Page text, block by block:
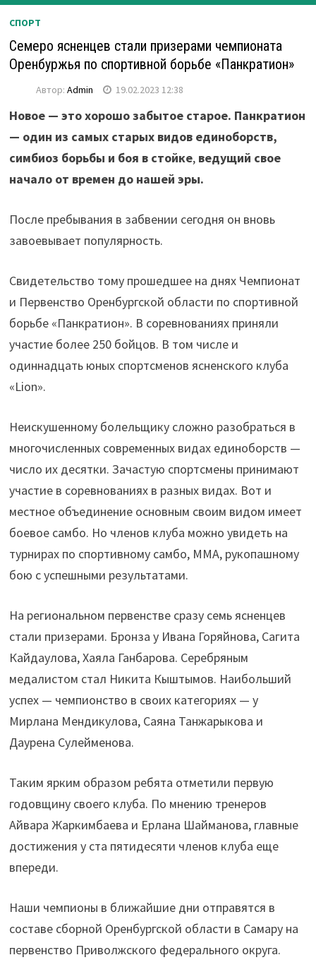
СПОРТ
Семеро ясненцев стали призерами чемпионата
Оренбуржья по спортивной борьбе «Панкратион»
Автор: Admin 19.02.2023 12:38
Новое — это хорошо забытое старое. Панкратион
— один из самых старых видов единоборств,
симбиоз борьбы и боя в стойке, ведущий свое
начало от времен до нашей эры.
После пребывания в забвении сегодня он вновь
завоевывает популярность.
Свидетельство тому прошедшее на днях Чемпионат
и Первенство Оренбургской области по спортивной
борьбе «Панкратион». В соревнованиях приняли
участие более 250 бойцов. В том числе и
одиннадцать юных спортсменов ясненского клуба
«Lion».
Неискушенному болельщику сложно разобраться в
многочисленных современных видах единоборств —
число их десятки. Зачастую спортсмены принимают
участие в соревнованиях в разных видах. Вот и
местное объединение основным своим видом имеет
боевое самбо. Но членов клуба можно увидеть на
турнирах по спортивному самбо, ММА, рукопашному
бою с успешными результатами.
На региональном первенстве сразу семь ясненцев
стали призерами. Бронза у Ивана Горяйнова, Сагита
Кайдаулова, Хаяла Ганбарова. Серебряным
медалистом стал Никита Кыштымов. Наибольший
успех — чемпионство в своих категориях — у
Мирлана Мендикулова, Саяна Танжарыкова и
Даурена Сулейменова.
Таким ярким образом ребята отметили первую
годовщину своего клуба. По мнению тренеров
Айвара Жаркимбаева и Ерлана Шайманова, главные
достижения у ста пятидесяти членов клуба еще
впереди.
Наши чемпионы в ближайшие дни отправятся в
составе сборной Оренбургской области в Самару на
первенство Приволжского федерального округа.